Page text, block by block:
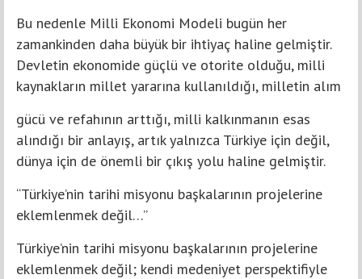
Bu nedenle Milli Ekonomi Modeli bugün her
zamankinden daha büyük bir ihtiyaç haline gelmiştir.
Devletin ekonomide güçlü ve otorite olduğu, milli
kaynakların millet yararına kullanıldığı, milletin alım
gücü ve refahının arttığı, milli kalkınmanın esas
alındığı bir anlayış, artık yalnızca Türkiye için değil,
dünya için de önemli bir çıkış yolu haline gelmiştir.
“Türkiye’nin tarihi misyonu başkalarının projelerine
eklemlenmek değil…”
Türkiye’nin tarihi misyonu başkalarının projelerine
eklemlenmek değil; kendi medeniyet perspektifiyle